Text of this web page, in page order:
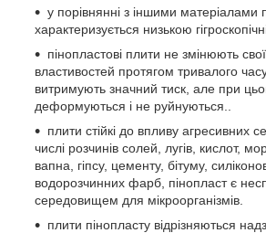
у порівнянні з іншими матеріалами
характеризується низькою
пінопластові плити не змінюють
властивостей протягом тривалого
витримують значний тиск, але при
деформуються і не руйнуються..
плити стійкі до впливу агресивних
числі розчинів солей, лугів, кислот,
вапна, гіпсу, цементу, бітуму,
водорозчинних фарб, пінопласт є
середовищем для мікроорганізмів.
плити пінопласту відрізняються